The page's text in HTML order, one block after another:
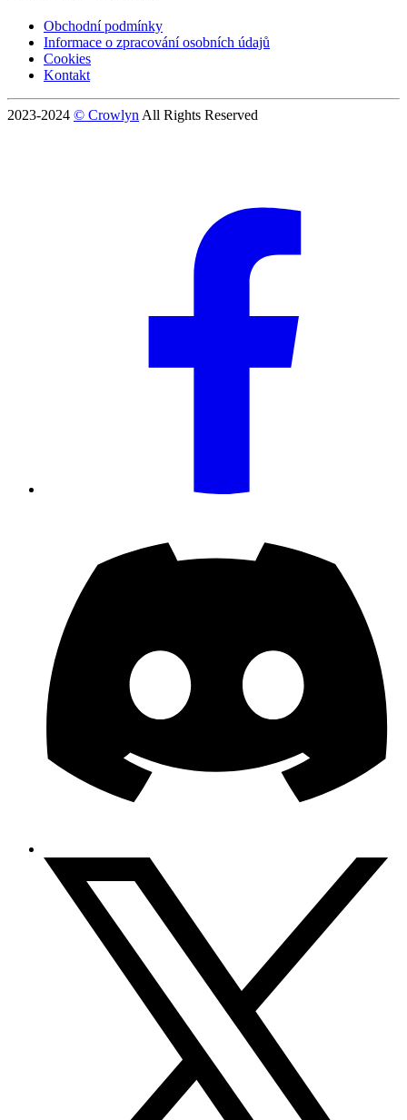
Obchodní podmínky
Informace o zpracování osobních údajů
Cookies
Kontakt
2023-2024 © Crowlyn All Rights Reserved